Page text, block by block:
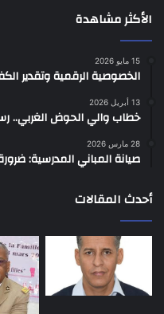
الأكثر مشاهدة
15 مايو 2026
الخصوصية الرقمية وتقدير
13 أبريل 2026
خطاب والي الحوض الغربي..
28 مارس 2026
صيانة المباني المدرسية:
أحدث المقالات